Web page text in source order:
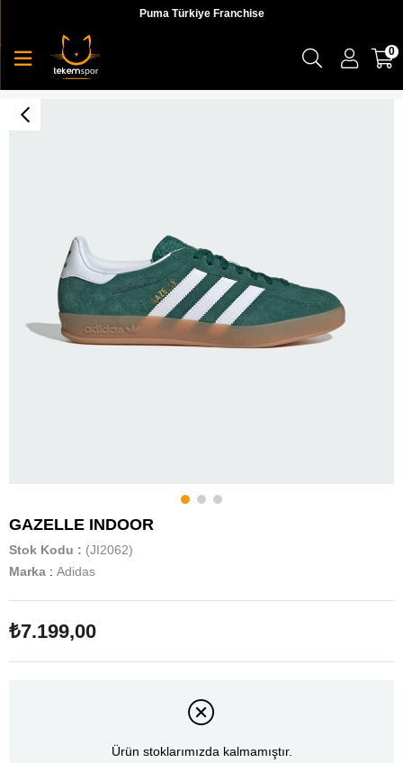
Puma Türkiye Franchise
0
GAZELLE INDOOR
Stok Kodu
(JI2062)
Marka : Adidas
₺7.199,00
Ürün stoklarımızda kalmamıştır.